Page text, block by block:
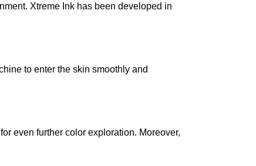
Xtreme Ink has been developed in
to enter the skin smoothly and
even further color exploration. Moreover,